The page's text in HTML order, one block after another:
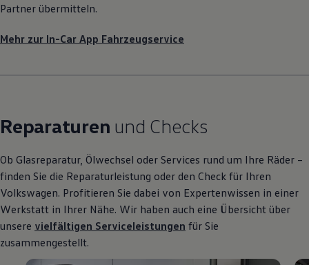
Partner übermitteln.
Mehr zur In-Car App Fahrzeugservice
Reparaturen und Checks
Ob Glasreparatur, Ölwechsel oder Services rund um Ihre Räder –
finden Sie die Reparaturleistung oder den Check für Ihren
Volkswagen. Profitieren Sie dabei von Expertenwissen in einer
Werkstatt in Ihrer Nähe. Wir haben auch eine Übersicht über
unsere vielfältigen Serviceleistungen für Sie
zusammengestellt.